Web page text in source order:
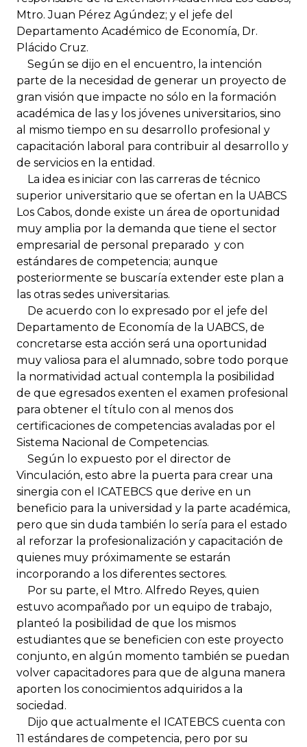
Mtro. Juan Pérez Agúndez; y el jefe del
Departamento Académico de Economía, Dr.
Plácido Cruz.
Según se dijo en el encuentro, la intención
parte de la necesidad de generar un proyecto de
gran visión que impacte no sólo en la formación
académica de las y los jóvenes universitarios, sino
al mismo tiempo en su desarrollo profesional y
capacitación laboral para contribuir al desarrollo y
de servicios en la entidad.
La idea es iniciar con las carreras de técnico
superior universitario que se ofertan en la UABCS
Los Cabos, donde existe un área de oportunidad
muy amplia por la demanda que tiene el sector
empresarial de personal preparado y con
estándares de competencia; aunque
posteriormente se buscaría extender este plan a
las otras sedes universitarias.
De acuerdo con lo expresado por el jefe del
Departamento de Economía de la UABCS, de
concretarse esta acción será una oportunidad
muy valiosa para el alumnado, sobre todo porque
la normatividad actual contempla la posibilidad
de que egresados exenten el examen profesional
para obtener el título con al menos dos
certificaciones de competencias avaladas por el
Sistema Nacional de Competencias.
Según lo expuesto por el director de
Vinculación, esto abre la puerta para crear una
sinergia con el ICATEBCS que derive en un
beneficio para la universidad y la parte académica,
pero que sin duda también lo sería para el estado
al reforzar la profesionalización y capacitación de
quienes muy próximamente se estarán
incorporando a los diferentes sectores.
Por su parte, el Mtro. Alfredo Reyes, quien
estuvo acompañado por un equipo de trabajo,
planteó la posibilidad de que los mismos
estudiantes que se beneficien con este proyecto
conjunto, en algún momento también se puedan
volver capacitadores para que de alguna manera
aporten los conocimientos adquiridos a la
sociedad.
Dijo que actualmente el ICATEBCS cuenta con
11 estándares de competencia, pero por su